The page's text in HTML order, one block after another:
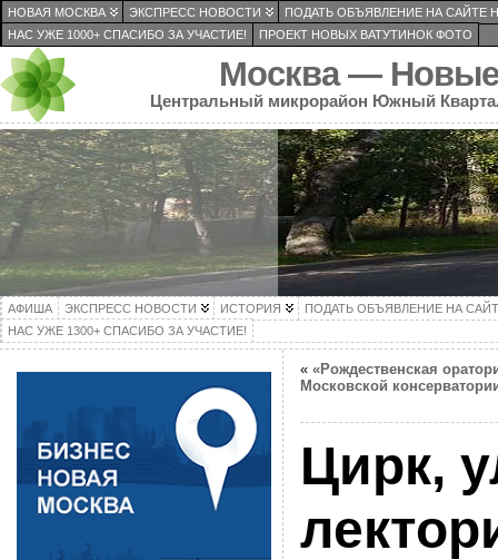
НОВАЯ МОСКВА ЭКСПРЕСС НОВОСТИ
ПОДАТЬ ОБЪЯВЛЕНИЕ НА САЙТЕ
НАС УЖЕ 1000+ СПАСИБО ЗА УЧАСТИЕ!
ПРОЕКТ НОВЫХ ВАТУТИНОК ФОТО
Москва — Новые
Центральный микрорайон Южный
АФИША ЭКСПРЕСС НОВОСТИ ИСТОРИЯ
ПОДАТЬ ОБЪЯВЛЕНИЕ НА
НАС УЖЕ 1300+ СПАСИБО ЗА УЧАСТИЕ!
« «Рождественская
Московской
Цирк,